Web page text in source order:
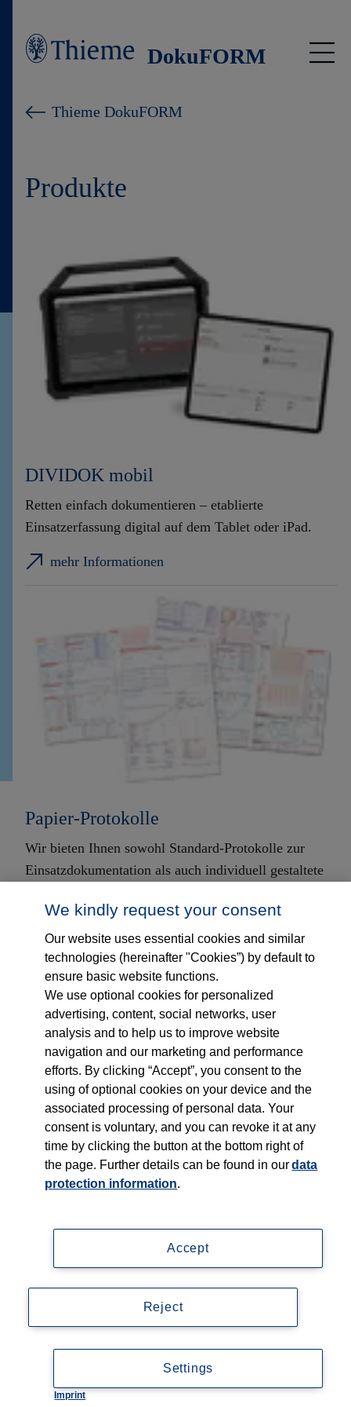
DokuFORM
Webshop
Thieme DokuFORM
Produkte
DIVIDOK mobil
Retten einfach dokumentieren – etablierte
Einsatzerfassung digital auf dem Tablet oder iPad.
mehr Informationen
Papier-Protokolle
Wir bieten Ihnen sowohl Standard-Protokolle zur
Einsatzdokumentation als auch individuell gestaltete
Über uns
Produkte
Webshop
Datenschutzerklärung
© Copyright 2026, Thieme Group
We kindly request your consent
Our website uses essential cookies and similar
technologies (hereinafter "Cookies”) by default to
ensure basic website functions.
We use optional cookies for personalized
advertising, content, social networks, user
analysis and to help us to improve website
navigation and our marketing and performance
efforts. By clicking “Accept”, you consent to the
using of optional cookies on your device and the
associated processing of personal data. Your
consent is voluntary, and you can revoke it at any
time by clicking the button at the bottom right of
the page. Further details can be found in ourdata
protection information.
Imprint
Accept
Reject
Settings